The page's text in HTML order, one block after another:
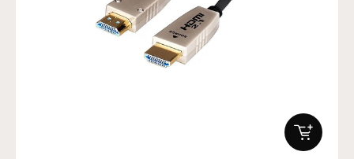
IN DEN